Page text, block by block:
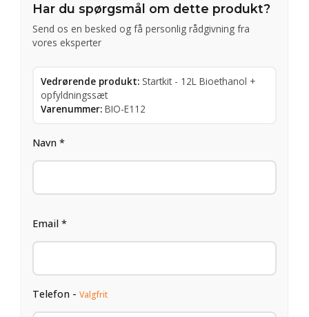
Har du spørgsmål om dette produkt?
Send os en besked og få personlig rådgivning fra
vores eksperter
Vedrørende produkt: Startkit - 12L Bioethanol +
opfyldningssæt
Varenummer: BIO-E112
Navn *
Email *
Telefon - Valgfrit